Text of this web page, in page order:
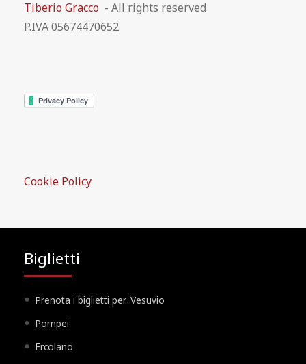
Tiberio Gracco - All rights reserved
P.IVA 05674470652
Cookie Policy
Biglietti
Prenota i biglietti per...Vesuvio
Pompei
Ercolano